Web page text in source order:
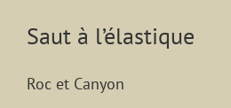
Saut à l’élastique
Roc et Canyon